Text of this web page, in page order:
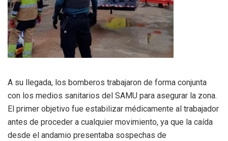
A su llegada, los bomberos trabajaron de forma conjunta
con los medios sanitarios del SAMU para asegurar la zona.
El primer objetivo fue estabilizar médicamente al trabajador
antes de proceder a cualquier movimiento, ya que la caída
desde el andamio presentaba sospechas de